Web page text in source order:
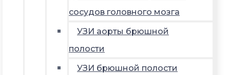
сосудов головного мозга
УЗИ аорты брюшной
полости
УЗИ брюшной полости